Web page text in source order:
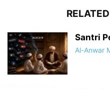
Santri
Al-Anwar